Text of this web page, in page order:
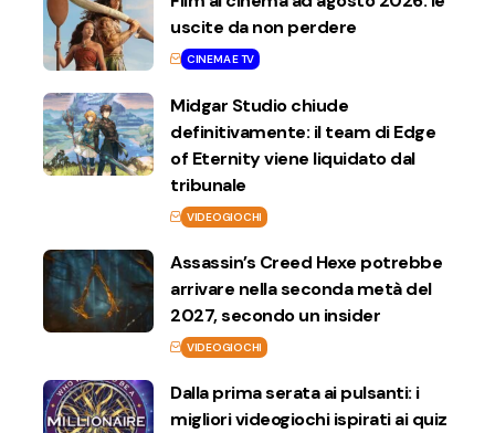
uscite da non perdere
CINEMA E TV
Midgar Studio chiude
definitivamente: il team di Edge
of Eternity viene liquidato dal
tribunale
VIDEOGIOCHI
Assassin’s Creed Hexe potrebbe
arrivare nella seconda metà del
2027, secondo un insider
VIDEOGIOCHI
Dalla prima serata ai pulsanti: i
migliori videogiochi ispirati ai quiz